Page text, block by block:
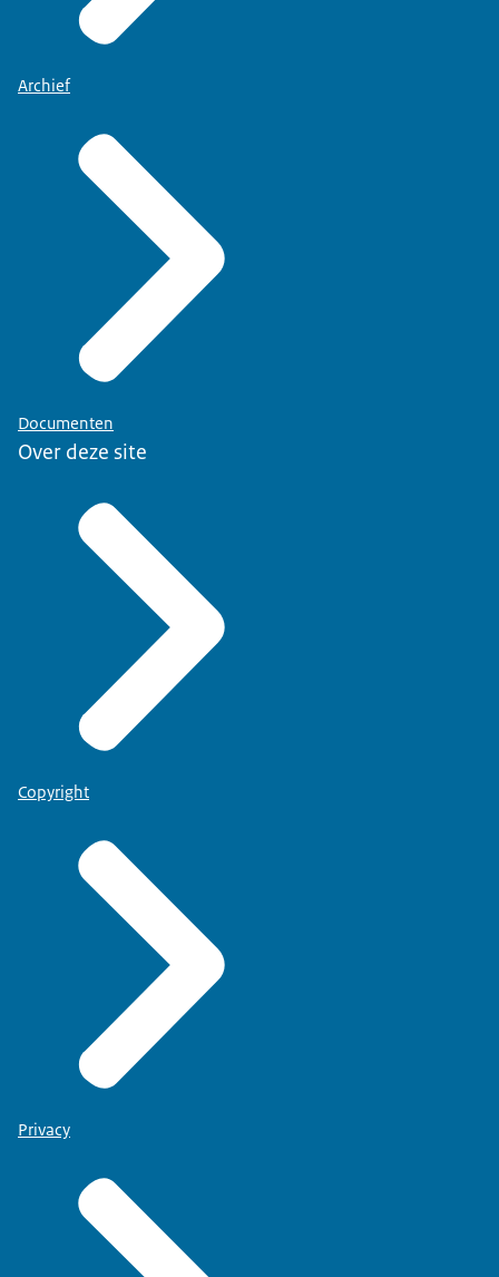
Archief
Documenten
Over deze site
Copyright
Privacy